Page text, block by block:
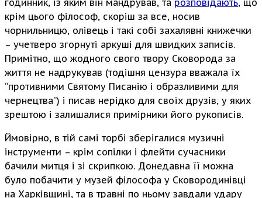
годинник, із яким він мандрував, та розповідають, що
крім цього філософ, скоріш за все, носив
чорнильницю, олівець і такі собі захалявні книжечки
– учетверо згорнуті аркуші для швидких записів.
Примітно, що жодного свого твору Сковорода за
життя не надрукував (тодішня цензура вважала їх
“противними Святому Писанію і образливими для
чернецтва”) і писав нерідко для своїх друзів, у яких
зрештою і залишалися примірники його рукописів.
Ймовірно, в тій самі торбі зберігалися музичні
інструменти – крім сопілки і флейти сучасники
бачили митця і зі скрипкою. Донедавна її можна
було побачити у музей філософа у Сковородинівці
на Харківщині, та в травні по ньому завдали удару